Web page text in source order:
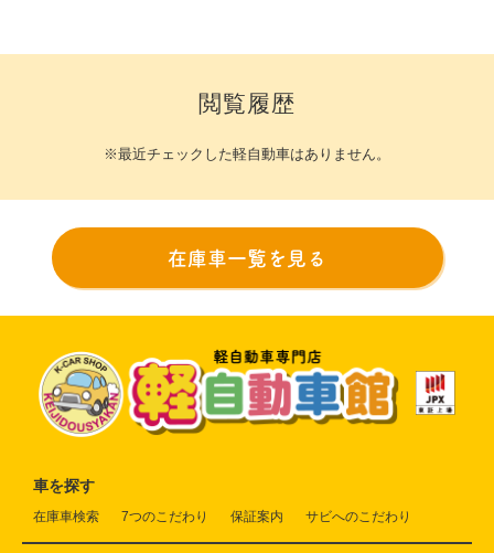
閲覧履歴
※最近チェックした軽自動車はありません。
在庫車一覧を見る
車を探す
在庫車検索 7つのこだわり 保証案内 サビへのこだわり